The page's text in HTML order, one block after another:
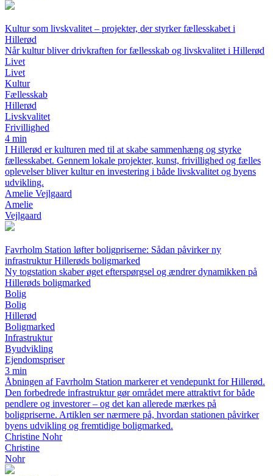
Kultur som livskvalitet – projekter, der styrker fællesskabet i
Hillerød
Når kultur bliver drivkraften for fællesskab og livskvalitet i Hillerød
Livet
Livet
Kultur
Fællesskab
Hillerød
Livskvalitet
Frivillighed
4 min
I Hillerød er kulturen med til at skabe sammenhæng og styrke
fællesskabet. Gennem lokale projekter, kunst, frivillighed og fælles
oplevelser bliver kultur en investering i både livskvalitet og byens
udvikling.
Amelie Vejlgaard
Amelie
Vejlgaard
Favrholm Station løfter boligpriserne: Sådan påvirker ny
infrastruktur Hillerøds boligmarked
Ny togstation skaber øget efterspørgsel og ændrer dynamikken på
Hillerøds boligmarked
Bolig
Bolig
Hillerød
Boligmarked
Infrastruktur
Byudvikling
Ejendomspriser
3 min
Åbningen af Favrholm Station markerer et vendepunkt for Hillerød.
Den forbedrede infrastruktur gør området mere attraktivt for både
pendlere og investorer – og det kan allerede mærkes på
boligpriserne. Artiklen ser nærmere på, hvordan stationen påvirker
byens udvikling og fremtidige boligmarked.
Christine Nohr
Christine
Nohr